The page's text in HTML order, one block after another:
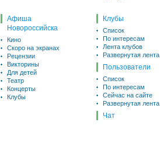
Афиша
Новороссийска
Кино
Скоро на экранах
Рецензии
Викторины
Для детей
Театр
Концерты
Клубы
Клубы
Список
По интересам
Лента клубов
Развернутая лента
Пользователи
Список
По интересам
Сейчас на сайте
Развернутая лента
Чат